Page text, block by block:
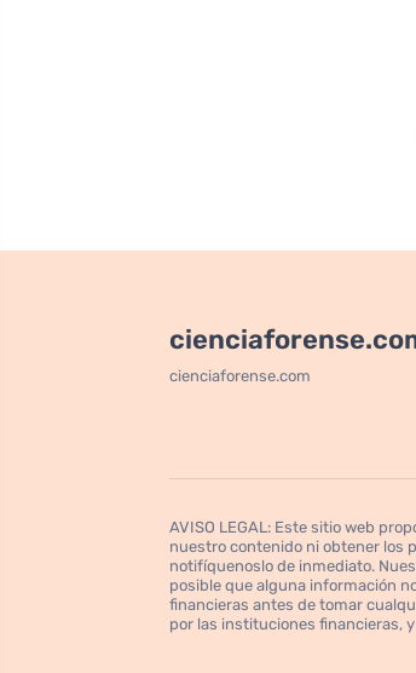
cienciaforense.com
AVISO LEGAL: Este sitio web
nuestro contenido ni obtener los
notifíquenoslo de inmediato.
posible que alguna información
financieras antes de tomar
por las instituciones financieras,